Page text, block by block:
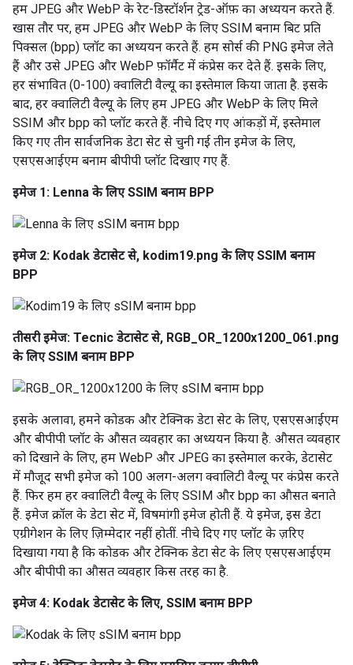
हम JPEG और WebP के रेट-डिस्टॉर्शन ट्रेड-ऑफ़ का अध्ययन करते हैं.
खास तौर पर, हम JPEG और WebP के लिए SSIM बनाम बिट प्रति
पिक्सल (bpp) प्लॉट का अध्ययन करते हैं. हम सोर्स की PNG इमेज लेते
हैं और उसे JPEG और WebP फ़ॉर्मैट में कंप्रेस कर देते हैं. इसके लिए,
हर संभावित (0-100) क्वालिटी वैल्यू का इस्तेमाल किया जाता है. इसके
बाद, हर क्वालिटी वैल्यू के लिए हम JPEG और WebP के लिए मिले
SSIM और bpp को प्लॉट करते हैं. नीचे दिए गए आंकड़ों में, इस्तेमाल
किए गए तीन सार्वजनिक डेटा सेट से चुनी गई तीन इमेज के लिए,
एसएसआईएम बनाम बीपीपी प्लॉट दिखाए गए हैं.
इमेज 1: Lenna के लिए SSIM बनाम BPP
इमेज 2: Kodak डेटासेट से, kodim19.png के लिए SSIM बनाम
BPP
तीसरी इमेज: Tecnic डेटासेट से, RGB_OR_1200x1200_061.png
के लिए SSIM बनाम BPP
इसके अलावा, हमने कोडक और टेक्निक डेटा सेट के लिए, एसएसआईएम
और बीपीपी प्लॉट के औसत व्यवहार का अध्ययन किया है. औसत व्यवहार
को दिखाने के लिए, हम WebP और JPEG का इस्तेमाल करके, डेटासेट
में मौजूद सभी इमेज को 100 अलग-अलग क्वालिटी वैल्यू पर कंप्रेस करते
हैं. फिर हम हर क्वालिटी वैल्यू के लिए SSIM और bpp का औसत बनाते
हैं. इमेज क्रॉल के डेटा सेट में, विषमांगी इमेज होती हैं. ये इमेज, इस डेटा
एग्रीगेशन के लिए ज़िम्मेदार नहीं होतीं. नीचे दिए गए प्लॉट के ज़रिए
दिखाया गया है कि कोडक और टेक्निक डेटा सेट के लिए एसएसआईएम
और बीपीपी का औसत व्यवहार किस तरह का है.
इमेज 4: Kodak डेटासेट के लिए, SSIM बनाम BPP